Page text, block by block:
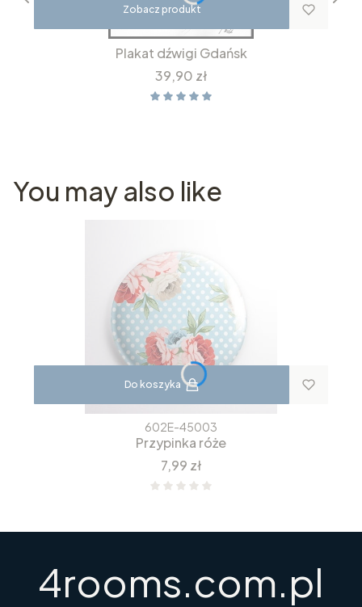
Zobacz produkt
Plakat dźwigi Gdańsk
Cena
39,90 zł
You may also like
Do koszyka
602E-45003
Przypinka róże
Cena
7,99 zł
4rooms.com.pl